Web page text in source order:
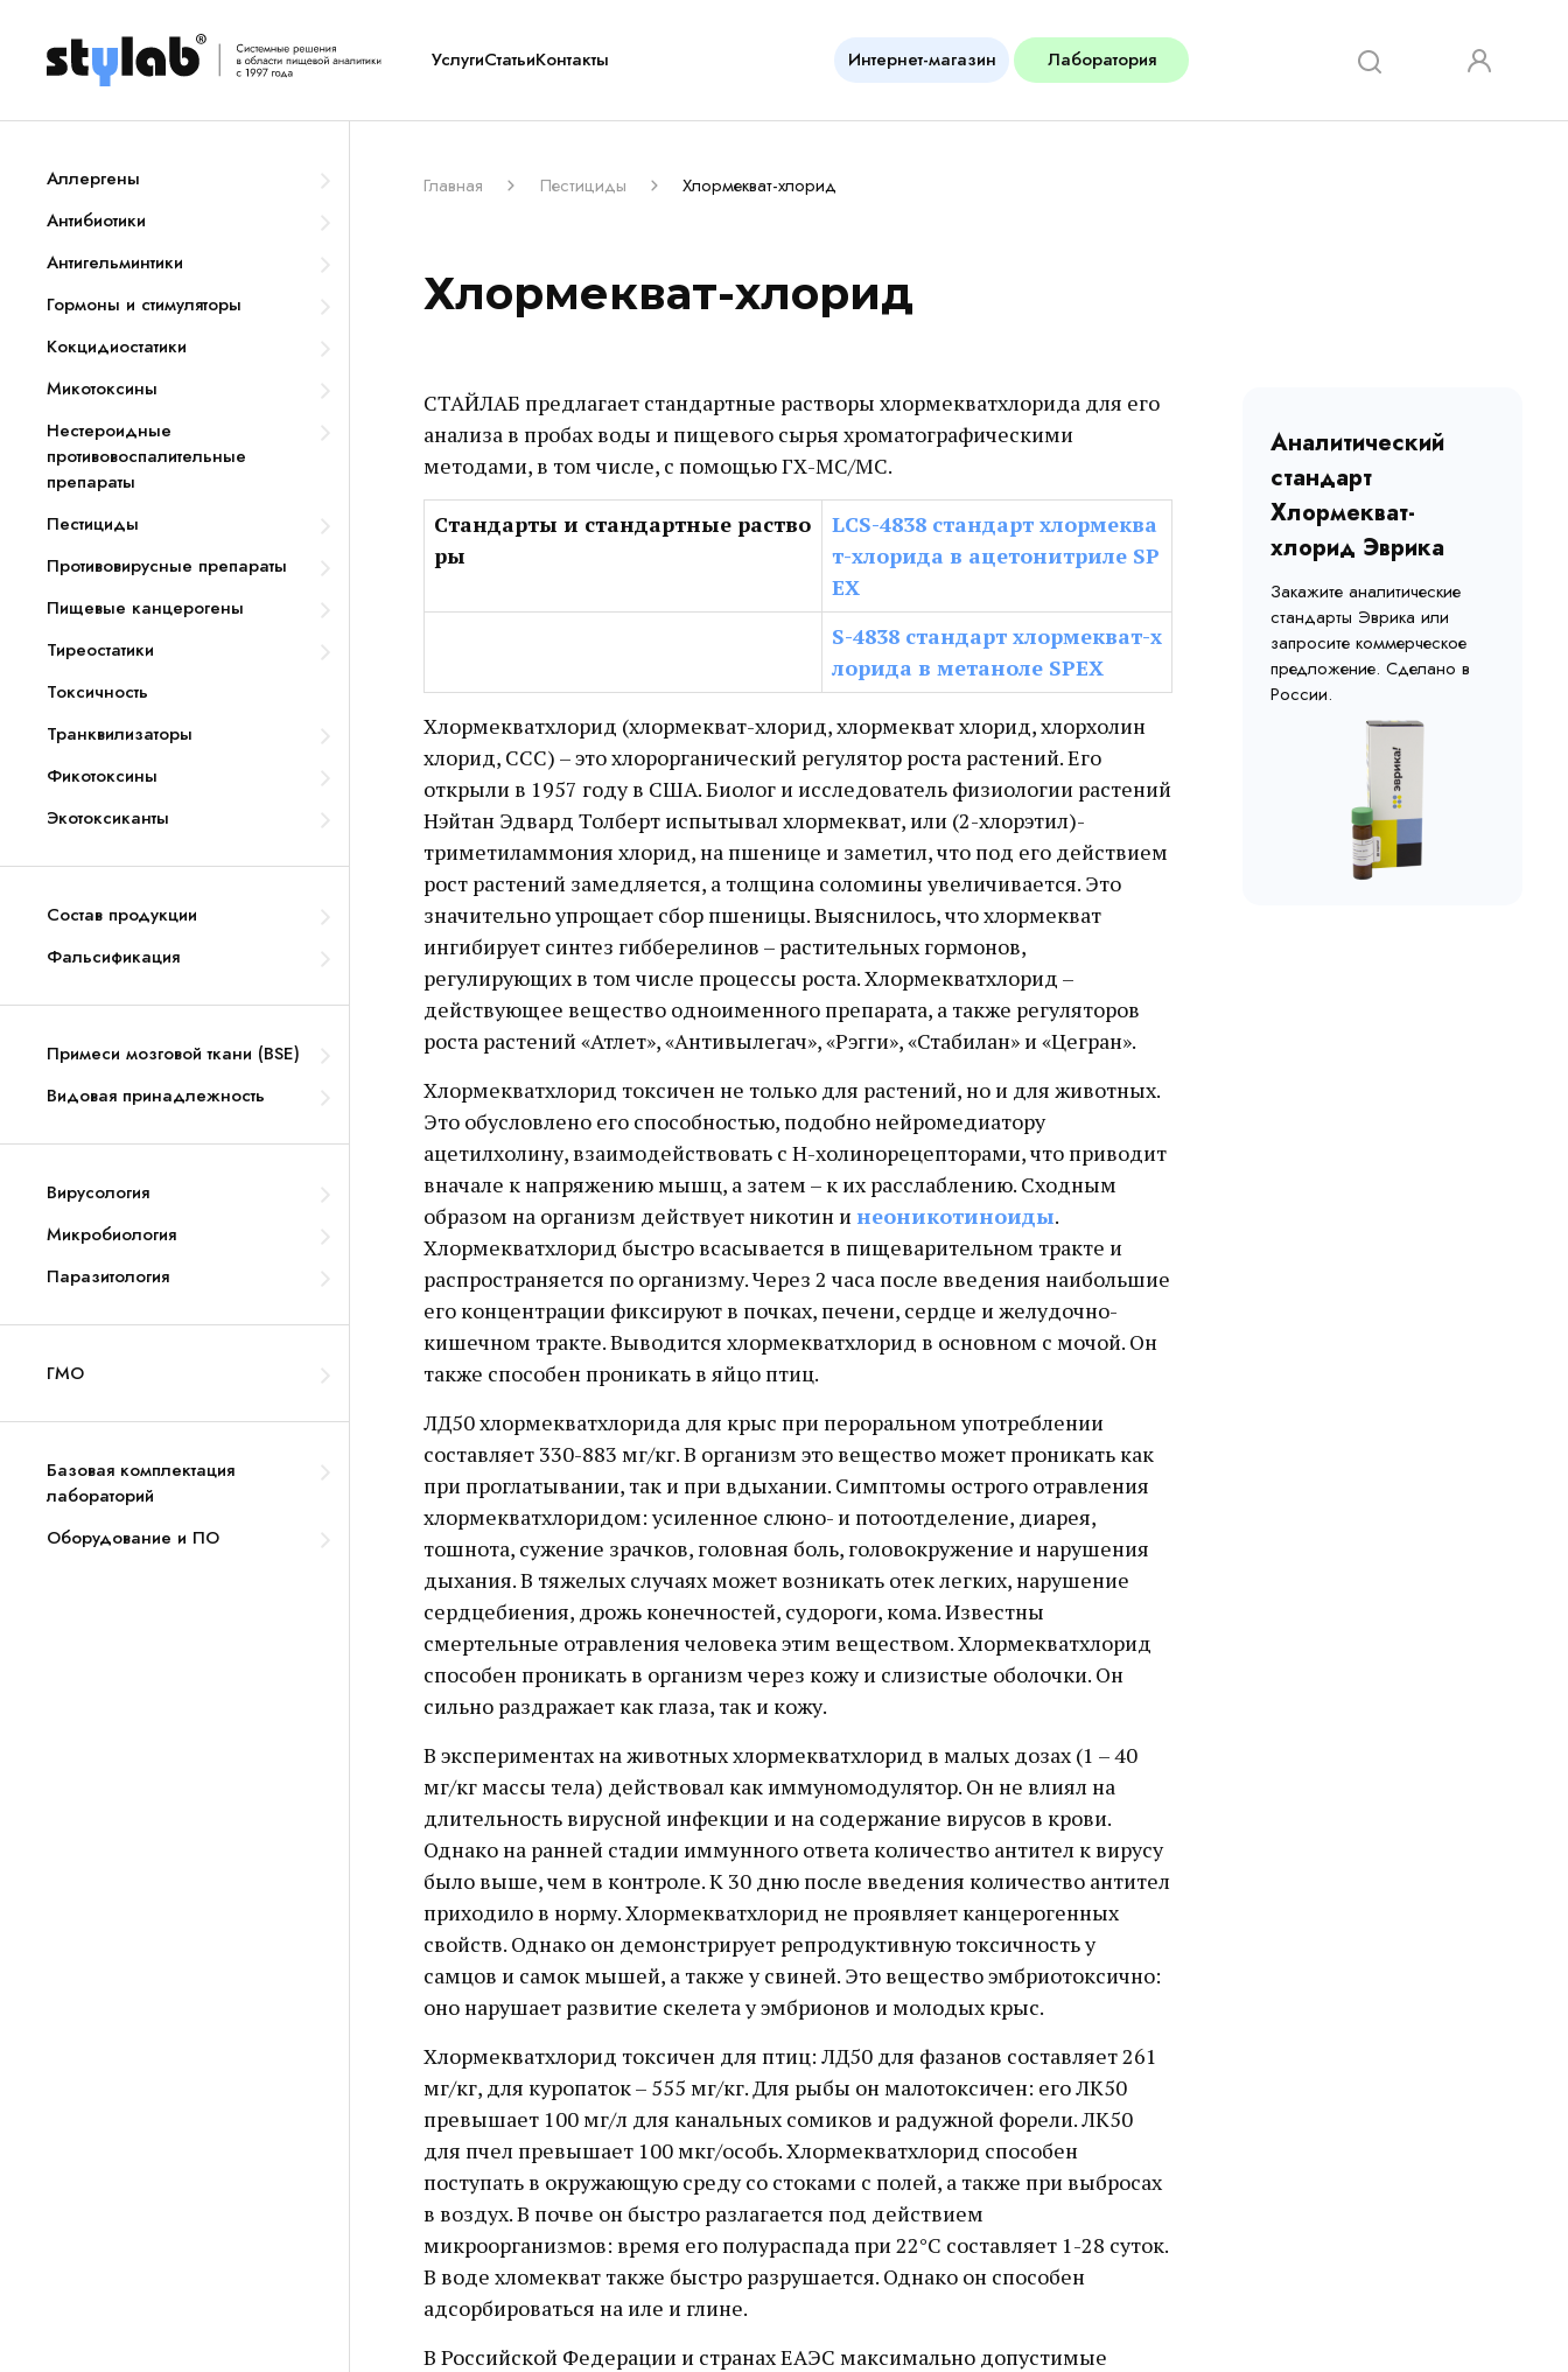
УслугиСтатьиКонтакты Интернет-магазин Лаборатория
Аллергены
Антибиотики
Антигельминтики
Гормоны и стимуляторы
Кокцидиостатики
Микотоксины
Нестероидные
противовоспалительные
препараты
Пестициды
Противовирусные препараты
Пищевые канцерогены
Тиреостатики
Токсичность
Транквилизаторы
Фикотоксины
Экотоксиканты
Состав продукции
Фальсификация
Примеси мозговой ткани (BSE)
Видовая принадлежность
Вирусология
Микробиология
Паразитология
ГМО
Базовая комплектация
лабораторий
Оборудование и ПО
Главная Пестициды Хлормекват-хлорид
Хлормекват-хлорид
СТАЙЛАБ предлагает стандартные растворы хлормекватхлорида для его
анализа в пробах воды и пищевого сырья хроматографическими
методами, в том числе, с помощью ГХ-МС/МС.
Стандарты и стандартные раство
ры
LCS-4838 стандарт хлормеква
т-хлорида в ацетонитриле SP
EX
S-4838 стандарт хлормекват-х
лорида в метаноле SPEX
Хлормекватхлорид (хлормекват-хлорид, хлормекват хлорид, хлорхолин
хлорид, CCC) – это хлорорганический регулятор роста растений. Его
открыли в 1957 году в США. Биолог и исследователь физиологии растений
Нэйтан Эдвард Толберт испытывал хлормекват, или (2-хлорэтил)-
триметиламмония хлорид, на пшенице и заметил, что под его действием
рост растений замедляется, а толщина соломины увеличивается. Это
значительно упрощает сбор пшеницы. Выяснилось, что хлормекват
ингибирует синтез гибберелинов – растительных гормонов,
регулирующих в том числе процессы роста. Хлормекватхлорид –
действующее вещество одноименного препарата, а также регуляторов
роста растений «Атлет», «Антивылегач», «Рэгги», «Стабилан» и «Цегран».
Хлормекватхлорид токсичен не только для растений, но и для животных.
Это обусловлено его способностью, подобно нейромедиатору
ацетилхолину, взаимодействовать с Н-холинорецепторами, что приводит
вначале к напряжению мышц, а затем – к их расслаблению. Сходным
образом на организм действует никотин и неоникотиноиды.
Хлормекватхлорид быстро всасывается в пищеварительном тракте и
распространяется по организму. Через 2 часа после введения наибольшие
его концентрации фиксируют в почках, печени, сердце и желудочно-
кишечном тракте. Выводится хлормекватхлорид в основном с мочой. Он
также способен проникать в яйцо птиц.
ЛД50 хлормекватхлорида для крыс при пероральном употреблении
составляет 330-883 мг/кг. В организм это вещество может проникать как
при проглатывании, так и при вдыхании. Симптомы острого отравления
хлормекватхлоридом: усиленное слюно- и потоотделение, диарея,
тошнота, сужение зрачков, головная боль, головокружение и нарушения
дыхания. В тяжелых случаях может возникать отек легких, нарушение
сердцебиения, дрожь конечностей, судороги, кома. Известны
смертельные отравления человека этим веществом. Хлормекватхлорид
способен проникать в организм через кожу и слизистые оболочки. Он
сильно раздражает как глаза, так и кожу.
В экспериментах на животных хлормекватхлорид в малых дозах (1 – 40
мг/кг массы тела) действовал как иммуномодулятор. Он не влиял на
длительность вирусной инфекции и на содержание вирусов в крови.
Однако на ранней стадии иммунного ответа количество антител к вирусу
было выше, чем в контроле. К 30 дню после введения количество антител
приходило в норму. Хлормекватхлорид не проявляет канцерогенных
свойств. Однако он демонстрирует репродуктивную токсичность у
самцов и самок мышей, а также у свиней. Это вещество эмбриотоксично:
оно нарушает развитие скелета у эмбрионов и молодых крыс.
Хлормекватхлорид токсичен для птиц: ЛД50 для фазанов составляет 261
мг/кг, для куропаток – 555 мг/кг. Для рыбы он малотоксичен: его ЛК50
превышает 100 мг/л для канальных сомиков и радужной форели. ЛК50
для пчел превышает 100 мкг/особь. Хлормекватхлорид способен
поступать в окружающую среду со стоками с полей, а также при выбросах
в воздух. В почве он быстро разлагается под действием
микроорганизмов: время его полураспада при 22°C составляет 1-28 суток.
В воде хломекват также быстро разрушается. Однако он способен
адсорбироваться на иле и глине.
В Российской Федерации и странах ЕАЭС максимально допустимые
Аналитический
стандарт
Хлормекват-
хлорид Эврика
Закажите аналитические
стандарты Эврика или
запросите коммерческое
предложение. Сделано в
России.